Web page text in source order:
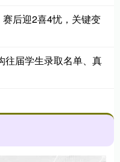
后迎2喜4忧，关键变
往届学生录取名单、真